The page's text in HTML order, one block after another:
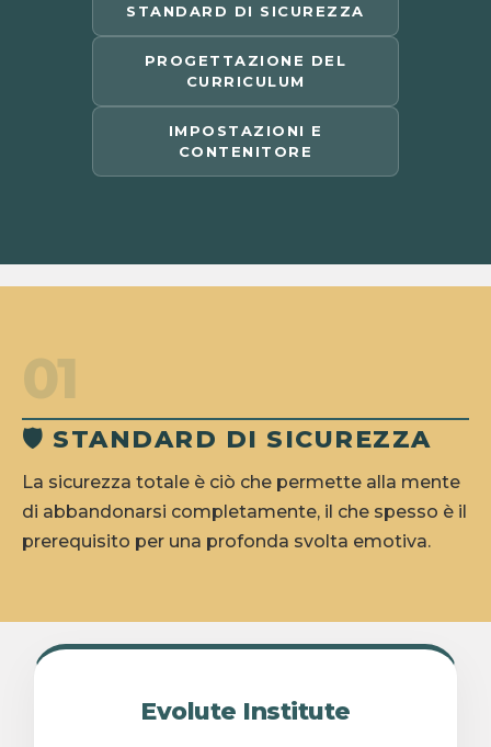
STANDARD DI SICUREZZA
PROGETTAZIONE DEL
CURRICULUM
IMPOSTAZIONI E
CONTENITORE
01
🛡️ STANDARD DI SICUREZZA
La sicurezza totale è ciò che permette alla mente
di abbandonarsi completamente, il che spesso è il
prerequisito per una profonda svolta emotiva.
Evolute Institute